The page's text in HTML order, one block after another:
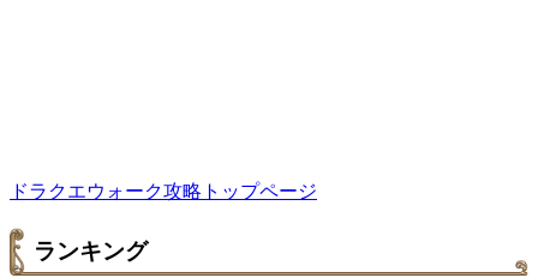
ドラクエウォーク攻略トップページ
ランキング